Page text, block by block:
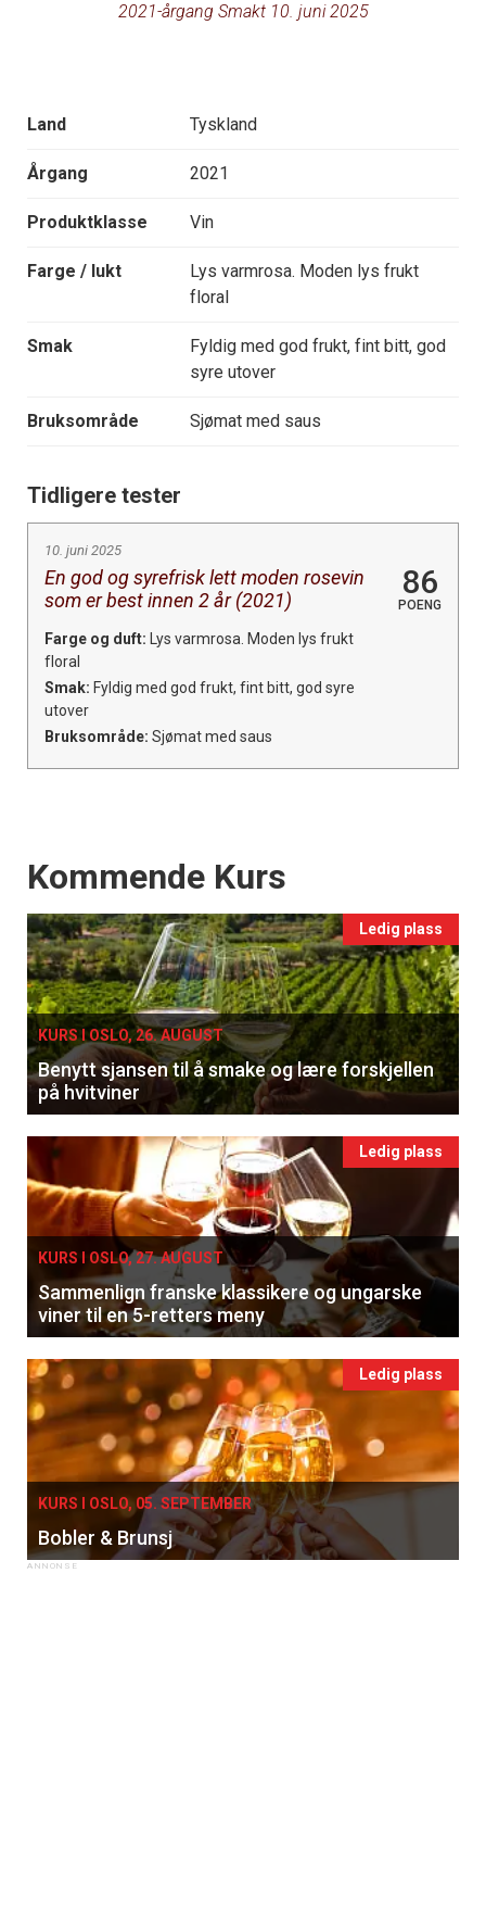
2021-årgang Smakt 10. juni 2025
Land Tyskland
Årgang 2021
Produktklasse Vin
Farge / lukt
Lys varmrosa. Moden lys frukt
floral
Smak
Fyldig med god frukt, fint bitt, god
syre utover
Bruksområde Sjømat med saus
Tidligere tester
10. juni 2025
En god og syrefrisk lett moden rosevin
som er best innen 2 år (2021)
86
POENG
Farge og duft: Lys varmrosa. Moden lys frukt
floral
Smak: Fyldig med god frukt, fint bitt, god syre
utover
Bruksområde: Sjømat med saus
Events
Kommende Kurs
Ledig plass
KURS I OSLO, 26. AUGUST
Benytt sjansen til å smake og lære forskjellen
på hvitviner
Ledig plass
KURS I OSLO, 27. AUGUST
Sammenlign franske klassikere og ungarske
viner til en 5-retters meny
Ledig plass
KURS I OSLO, 05. SEPTEMBER
Bobler & Brunsj